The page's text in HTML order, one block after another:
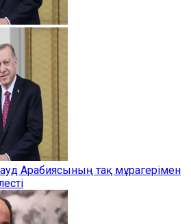
Арабиясының тақ мұрагерімен